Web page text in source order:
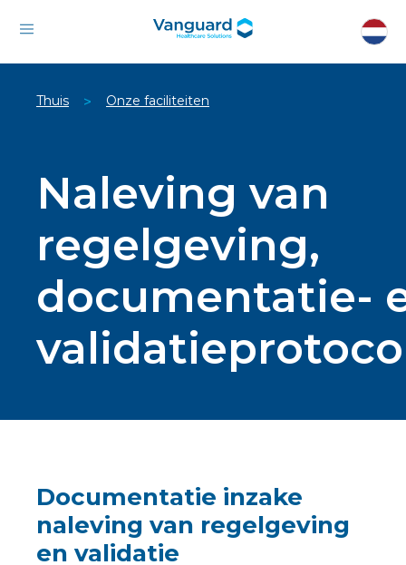
Thuis > Onze faciliteiten
Naleving van
regelgeving,
documentatie-
Documentatie inzake
naleving van regelgeving
en validatie